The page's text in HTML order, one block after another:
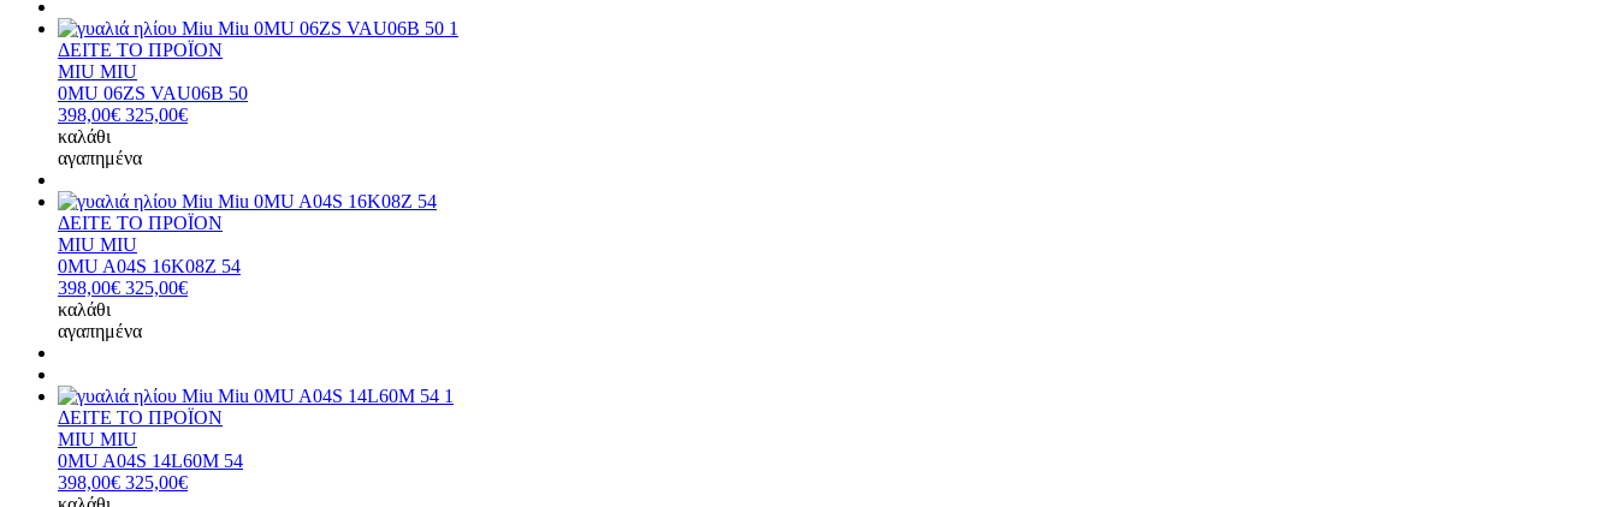
ΔΕΙΤΕ ΤΟ ΠΡΟΪΟΝ
MIU MIU
0MU 06ZS VAU06B 50
398,00€ 325,00€
καλάθι
αγαπημένα
ΔΕΙΤΕ ΤΟ ΠΡΟΪΟΝ
MIU MIU
0MU A04S 16K08Z 54
398,00€ 325,00€
καλάθι
αγαπημένα
ΔΕΙΤΕ ΤΟ ΠΡΟΪΟΝ
MIU MIU
0MU A04S 14L60M 54
398,00€ 325,00€